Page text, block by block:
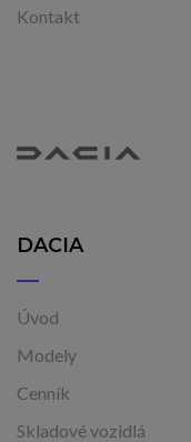
Kontakt
DACIA
Úvod
Modely
Cenník
Skladové vozidlá